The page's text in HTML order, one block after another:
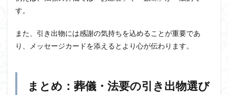
す。
また、引き出物には感謝の気持ちを込めることが重要であ
り、メッセージカードを添えるとより心が伝わります。
まとめ：葬儀・法要の引き出物選び